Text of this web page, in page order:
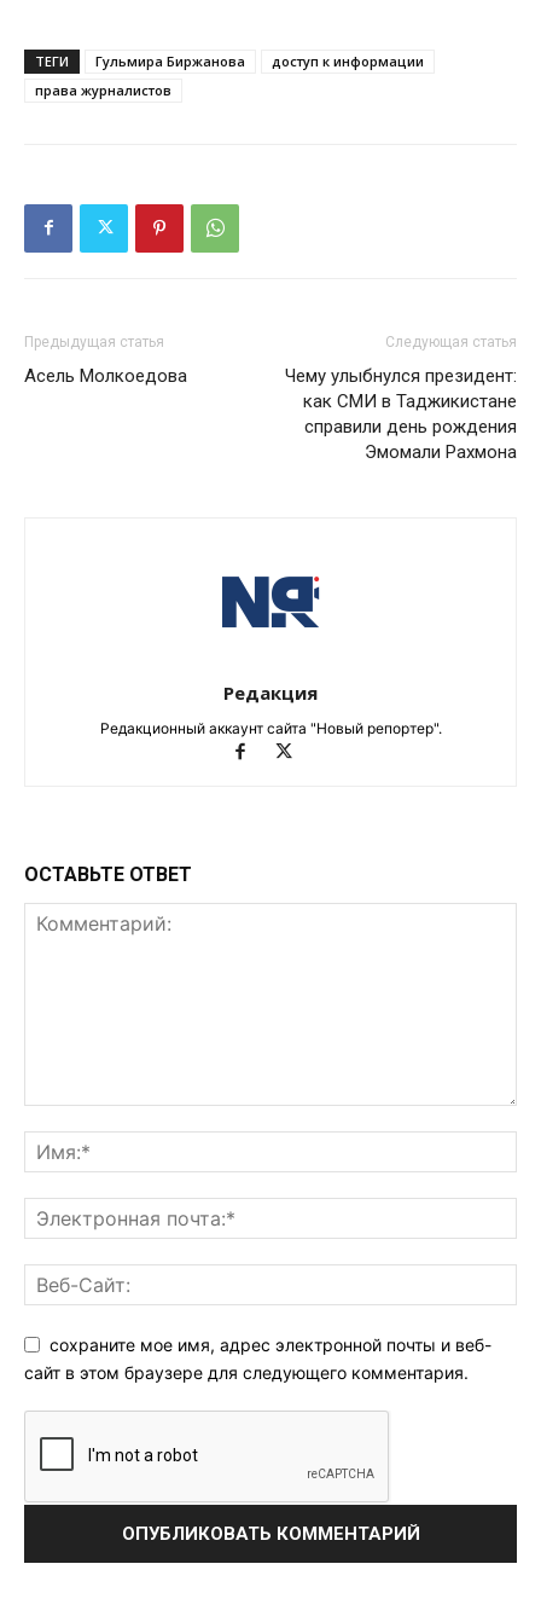
ТЕГИ Гульмира Биржанова
доступ к информации
права журналистов
Предыдущая статья
Асель Молкоедова
Следующая статья
Чему улыбнулся президент:
как СМИ в Таджикистане
справили день рождения
Эмомали Рахмона
Редакция
Редакционный аккаунт сайта "Новый репортер".
ОСТАВЬТЕ ОТВЕТ
сохраните мое имя, адрес электронной почты и веб-
сайт в этом браузере для следующего комментария.